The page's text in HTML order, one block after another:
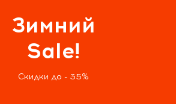
Зимний
Sale!
Скидки до - 35%